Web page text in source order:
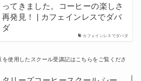
カフェインレスでダバダ
ってきました。コーヒーの楽しさ
再発見！ | カフェインレスでダバ
ダ
を使用したスクール受講記はこちらをご覧くださ